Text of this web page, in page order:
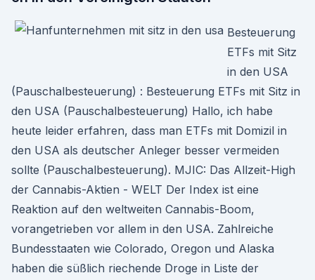
Besteuerung
ETFs mit Sitz
in den USA
(Pauschalbesteuerung) : Besteuerung ETFs mit Sitz in
den USA (Pauschalbesteuerung) Hallo, ich habe
heute leider erfahren, dass man ETFs mit Domizil in
den USA als deutscher Anleger besser vermeiden
sollte (Pauschalbesteuerung). MJIC: Das Allzeit-High
der Cannabis-Aktien - WELT Der Index ist eine
Reaktion auf den weltweiten Cannabis-Boom,
vorangetrieben vor allem in den USA. Zahlreiche
Bundesstaaten wie Colorado, Oregon und Alaska
haben die süßlich riechende Droge in Liste der